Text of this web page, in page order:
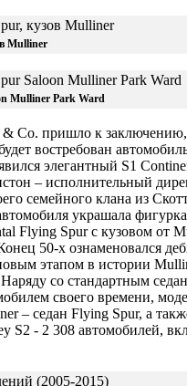
Mulliner
Mulliner Park Ward
Co. пришло к заключению,
востребован
элегантный S1
– исполнительный
семейного клана из
украшала
Flying Spur с кузовом от
50-х ознаменовался
этапом в истории
со стандартным
своего времени,
– седан Flying Spur, а
S2 - 2 308 автомобилей,